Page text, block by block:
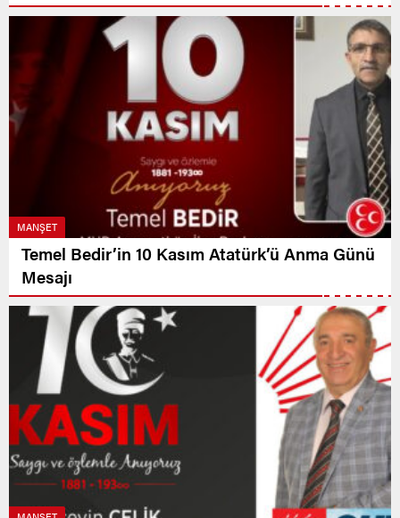
MANŞET
Temel Bedir’in 10 Kasım Atatürk’ü Anma Günü
Mesajı